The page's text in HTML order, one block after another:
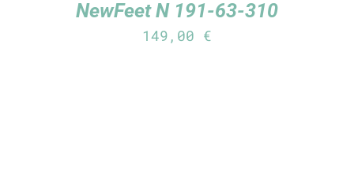
NewFeet N 191-63-310
149,00 €